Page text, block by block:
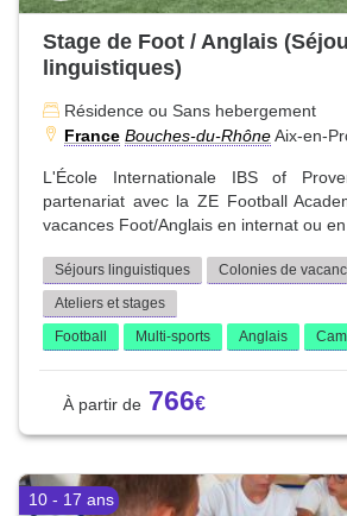
Stage de Foot / Anglais
linguistiques)
Résidence ou Sans hebergement
France Bouches-du-RhôneAix-en-
L'École Internationale IBS of
partenariat avec la ZE Football
vacances Foot/Anglais en internat ou en
Séjours linguistiques
Colonies de
Ateliers et stages
Football
Multi-sports Anglais
766
10 - 17 ans